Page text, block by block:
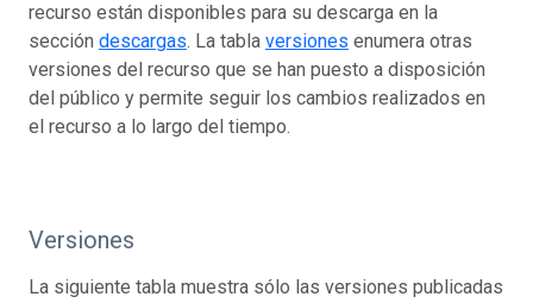
recurso están disponibles para su descarga en la
sección descargas. La tabla versiones enumera otras
versiones del recurso que se han puesto a disposición
del público y permite seguir los cambios realizados en
el recurso a lo largo del tiempo.
Versiones
La siguiente tabla muestra sólo las versiones publicadas